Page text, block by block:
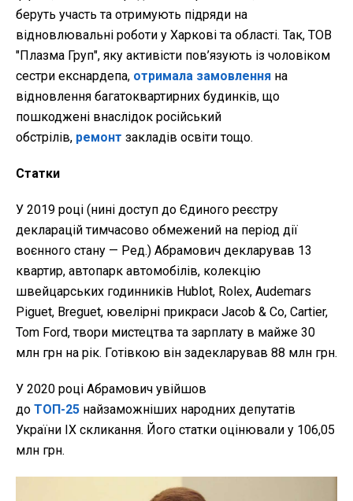
беруть участь та отримують підряди на
відновлювальні роботи у Харкові та області. Так, ТОВ
"Плазма Груп", яку активісти пов’язують із чоловіком
сестри екснардепа, отримала замовлення на
відновлення багатоквартирних будинків, що
пошкоджені внаслідок російський
обстрілів, ремонт закладів освіти тощо.
Статки
У 2019 році (нині доступ до Єдиного реєстру
декларацій тимчасово обмежений на період дії
воєнного стану — Ред.) Абрамович декларував 13
квартир, автопарк автомобілів, колекцію
швейцарських годинників Hublot, Rolex, Audemars
Piguet, Breguet, ювелірні прикраси Jacob & Co, Cartier,
Tom Ford, твори мистецтва та зарплату в майже 30
млн грн на рік. Готівкою він задекларував 88 млн грн.
У 2020 році Абрамович увійшов
до ТОП-25 найзаможніших народних депутатів
України IX скликання. Його статки оцінювали у 106,05
млн грн.